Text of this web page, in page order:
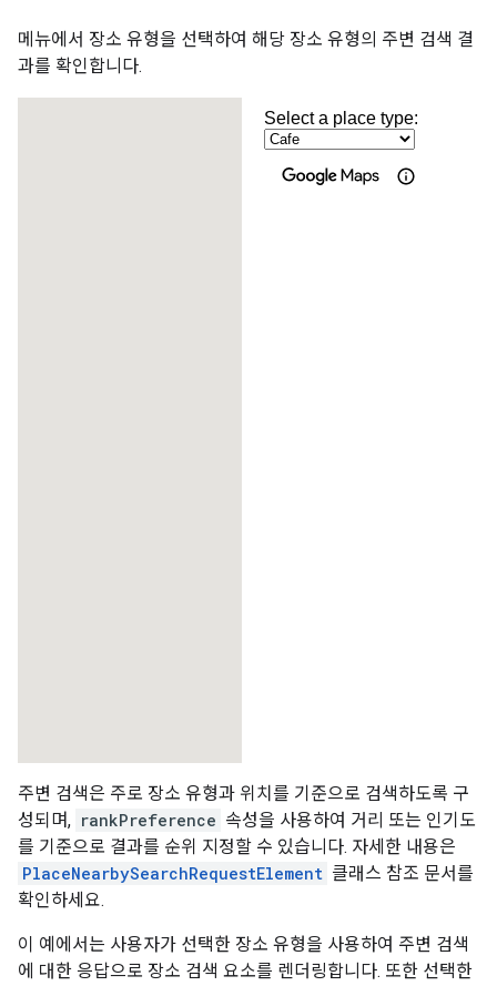
메뉴에서 장소 유형을 선택하여 해당 장소 유형의 주변 검색 결
과를 확인합니다.
주변 검색은 주로 장소 유형과 위치를 기준으로 검색하도록 구
성되며, rankPreference 속성을 사용하여 거리 또는 인기도
를 기준으로 결과를 순위 지정할 수 있습니다. 자세한 내용은
PlaceNearbySearchRequestElement 클래스 참조 문서를
확인하세요.
이 예에서는 사용자가 선택한 장소 유형을 사용하여 주변 검색
에 대한 응답으로 장소 검색 요소를 렌더링합니다. 또한 선택한